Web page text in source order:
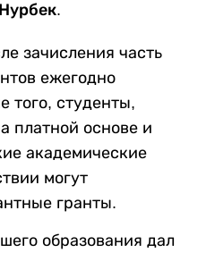
зачисления часть
ежегодно
того, студенты,
платной основе и
академические
могут
гранты.
образования дал